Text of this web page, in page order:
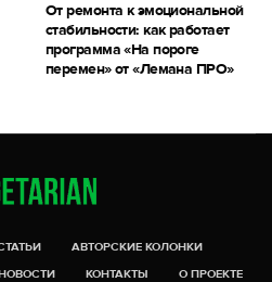
От ремонта к эмоциональной
стабильности: как работает
программа «На пороге
перемен» от «Лемана ПРО»
АВТОРСКИЕ КОЛОНКИ
КОНТАКТЫ О ПРОЕКТЕ